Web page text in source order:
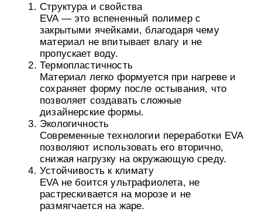
Структура и свойства
EVA — это вспененный полимер с
закрытыми ячейками, благодаря чему
материал не впитывает влагу и не
пропускает воду.
Термопластичность
Материал легко формуется при нагреве и
сохраняет форму после остывания, что
позволяет создавать сложные
дизайнерские формы.
Экологичность
Современные технологии переработки EVA
позволяют использовать его вторично,
снижая нагрузку на окружающую среду.
Устойчивость к климату
EVA не боится ультрафиолета, не
растрескивается на морозе и не
размягчается на жаре.